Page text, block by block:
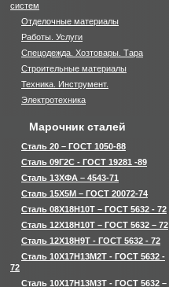
систем
Отделочные материалы
Работы. Услуги
Спецодежда. Хозтовары. Тара
Строительные материалы
Техника. Инструмент.
Электротехника
Марочник сталей
Сталь 20 – ГОСТ 1050-88
Сталь 09Г2С - ГОСТ 19281 -89
Сталь 13ХФА – 4543-71
Сталь 15Х5М – ГОСТ 20072-74
Сталь 08Х18Н10Т – ГОСТ 5632 - 72
Сталь 12Х18Н10Т – ГОСТ 5632 – 72
Сталь 12Х18Н9Т - ГОСТ 5632 - 72
Сталь 10Х17Н13М2Т - ГОСТ 5632 -
72
Сталь 10Х17Н13М3Т - ГОСТ 5632 –